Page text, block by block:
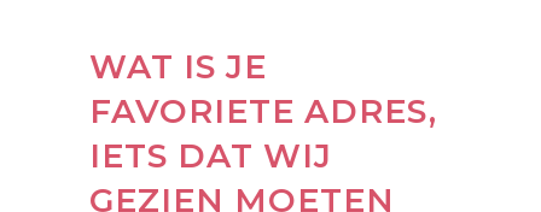
WAT IS JE
FAVORIETE ADRES,
IETS DAT WIJ
GEZIEN MOETEN